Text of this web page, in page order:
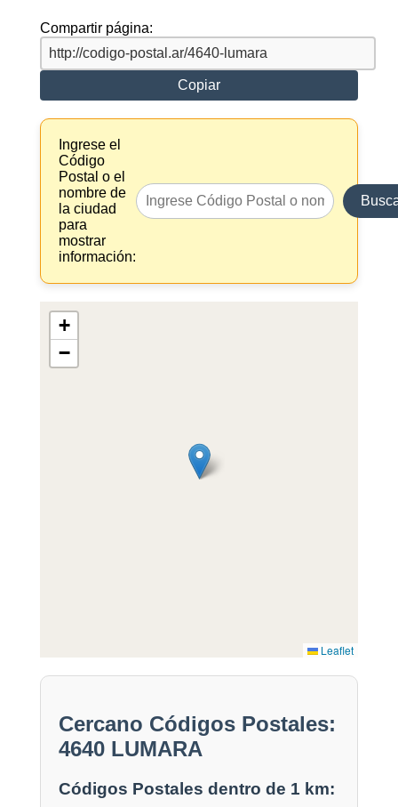
Compartir página:
Copiar
Ingrese el
Código
Postal o el
nombre de
la ciudad
para
mostrar
información:
+
−
Leaflet
Cercano Códigos Postales:
4640 LUMARA
Códigos Postales dentro de 1 km: